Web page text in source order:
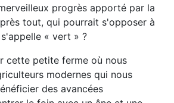
progrès apporté par la
tout, qui pourrait s'opposer à
« vert » ?
cette petite ferme où nous
modernes qui nous
des avancées